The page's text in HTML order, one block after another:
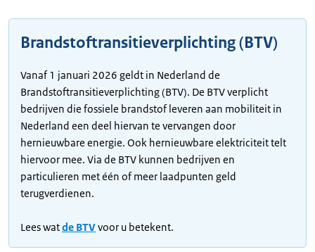
Brandstoftransitieverplichting (BTV)
Vanaf 1 januari 2026 geldt in Nederland de
Brandstoftransitieverplichting (BTV). De BTV verplicht
bedrijven die fossiele brandstof leveren aan mobiliteit in
Nederland een deel hiervan te vervangen door
hernieuwbare energie. Ook hernieuwbare elektriciteit telt
hiervoor mee. Via de BTV kunnen bedrijven en
particulieren met één of meer laadpunten geld
terugverdienen.
Lees watde BTVvoor u betekent.